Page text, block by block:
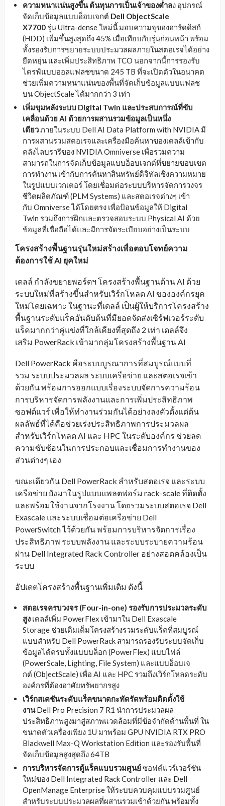
ความหนาแน่นสูงขึ้น ต้นทุนการเป็นเจ้าของต่ำลง อุปกรณ์
จัดเก็บข้อมูลแบบอ็อบเจกต์ Dell ObjectScale
X7700 รุ่น Ultra-dense ใหม่นี้ มอบความจุของฮาร์ดดิสก์
(HDD) เพิ่มขึ้นสูงสุดถึง 45% เมื่อเทียบกับรุ่นก่อนหน้า พร้อม
ทั้งรองรับการขยายระบบประมวลผลภายในสตอเรจได้อย่าง
ยืดหยุ่น และเพิ่มประสิทธิภาพ TCO นอกจากนี้การรองรับ
ไดรฟ์แบบออลแฟลชขนาด 245 TB ที่จะเปิดตัวในอนาคต
ช่วยเพิ่มความหนาแน่นของพื้นที่จัดเก็บข้อมูลแบบแฟลช
บน ObjectScale ได้มากกว่า 3 เท่า
เพิ่มขุมพลังระบบ Digital Twin และประสบการณ์ที่ขับ
เคลื่อนด้วยAI ด้วยการผสานรวมข้อมูลเป็นหนึ่ง
เดียวภายในระบบ Dell AI Data Platform with NVIDIA มี
การผสานรวมสตอเรจและเครื่องมือค้นหาของเดลล์เข้ากับ
คลังไลบรารีของ NVIDIA Omniverse เพื่อรวมความ
สามารถในการจัดเก็บข้อมูลแบบอ็อบเจกต์ที่ขยายขอบเขต
การทำงาน เข้ากับการค้นหาสินทรัพย์ดิจิทัลเชิงความหมาย
ในรูปแบบเวกเตอร์ โดยเชื่อมต่อระบบบริหารจัดการวงจร
ชีวิตผลิตภัณฑ์ (PLM Systems) และสตอเรจต่างๆ เข้า
กับ Omniverse ได้โดยตรง เพื่อป้อนข้อมูลให้ Digital
Twin รวมถึงการฝึกและตรวจสอบระบบ Physical AI ด้วย
ข้อมูลที่เชื่อถือได้และมีการจัดระเบียบอย่างเป็นระบบ
โครงสร้างพื้นฐานรุ่นใหม่สร้างเพื่อตอบโจทย์ความ
ต้องการใช้AI ยุคใหม่
เดลล์ กำลังขยายพอร์ตฯ โครงสร้างพื้นฐานด้าน AI ด้วย
ระบบใหม่ที่สร้างขึ้นสำหรับเวิร์กโหลด AI ขององค์กรยุค
ใหม่โดยเฉพาะ ในฐานะที่เดลล์ เป็นผู้ให้บริการโครงสร้าง
พื้นฐานระดับแร็คอันดับต้นที่มียอดจัดส่งเซิร์ฟเวอร์ระดับ
แร็คมากกว่าคู่แข่งที่ใกล้เคียงที่สุดถึง 2 เท่า เดลล์จึง
เสริม PowerRack เข้ามากลุ่มโครงสร้างพื้นฐาน AI
Dell PowerRack คือระบบบูรณาการที่สมบูรณ์แบบที่
รวม ระบบประมวลผล ระบบเครือข่าย และสตอเรจเข้า
ด้วยกัน พร้อมการออกแบบเรื่องระบบจัดการความร้อน
การบริหารจัดการพลังงานและการเพิ่มประสิทธิภาพ
ซอฟต์แวร์ เพื่อให้ทำงานร่วมกันได้อย่างลงตัวตั้งแต่ต้น
ผลลัพธ์ที่ได้คือช่วยเร่งประสิทธิภาพการประมวลผล
สำหรับเวิร์กโหลด AI และ HPC ในระดับองค์กร ช่วยลด
ความซับซ้อนในการประกอบและเชื่อมการทำงานของ
ส่วนต่างๆ เอง
ขณะเดียวกัน Dell PowerRack สำหรับสตอเรจ และระบบ
เครือข่าย ยังมาในรูปแบบแพลตฟอร์ม rack-scale ที่ติดตั้ง
และพร้อมใช้งานจากโรงงาน โดยรวมระบบสตอเรจ Dell
Exascale และระบบเชื่อมต่อเครือข่าย Dell
PowerSwitch ไว้ด้วยกัน พร้อมการบริหารจัดการเรื่อง
ประสิทธิภาพ ระบบพลังงาน และระบบระบายความร้อน
ผ่าน Dell Integrated Rack Controller อย่างสอดคล้องเป็น
ระบบ
อัปเดตโครงสร้างพื้นฐานเพิ่มเติม ดังนี้
สตอเรจครบวงจร(Four-in-one) รองรับการประมวลระดับ
สูง เดลล์เพิ่ม PowerFlex เข้ามาใน Dell Exascale
Storage ช่วยเติมเต็มโครงสร้างรวมระดับแร็คที่สมบูรณ์
แบบสำหรับ Dell PowerRack สามารถรองรับระบบจัดเก็บ
ข้อมูลได้ครบทั้งแบบบล็อก (PowerFlex) แบบไฟล์
(PowerScale, Lighting, File System) และแบบอ็อบเจ
กต์ (ObjectScale) เพื่อ AI และ HPC รวมถึงเวิร์กโหลดระดับ
องค์กรที่ต้องอาศัยทรัพยากรสูง
เวิร์กสเตชันระดับแร็คขนาดกะทัดรัดพร้อมติดตั้งใช้
งานDell Pro Precision 7 R1 นำการประมวลผล
ประสิทธิภาพสูงมาสู่สภาพแวดล้อมที่มีข้อจำกัดด้านพื้นที่ ใน
ขนาดตัวเครื่องเพียง 1U มาพร้อม GPU NVIDIA RTX PRO
Blackwell Max-Q Workstation Edition และรองรับพื้นที่
จัดเก็บข้อมูลสูงสุดถึง 64TB
การบริหารจัดการตู้แร็คแบบรวมศูนย์ซอฟต์แวร์เวอร์ชัน
ใหม่ของ Dell Integrated Rack Controller และ Dell
OpenManage Enterprise ให้ระบบควบคุมแบบรวมศูนย์
สำหรับระบบประมวลผลที่ผสานรวมเข้าด้วยกัน พร้อมทั้ง